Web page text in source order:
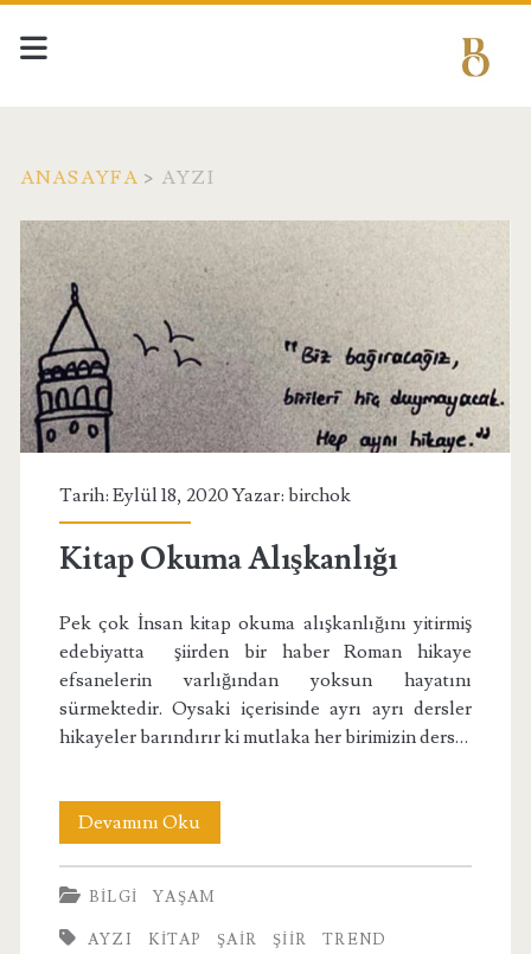
ANASAYFA > AYZI
Etiket:
<span>ayzı</span>
Tarih: Eylül 18, 2020 Yazar: birchok
Kitap Okuma Alışkanlığı
Pek çok İnsan kitap okuma alışkanlığını yitirmiş
edebiyatta şiirden bir haber Roman hikaye
efsanelerin varlığından yoksun hayatını
sürmektedir. Oysaki içerisinde ayrı ayrı dersler
hikayeler barındırır ki mutlaka her birimizin ders…
Devamını OkuKitap
Okuma
Alışkanlığı
BILGI YAŞAM
AYZI KITAP ŞAIR ŞIIR TREND